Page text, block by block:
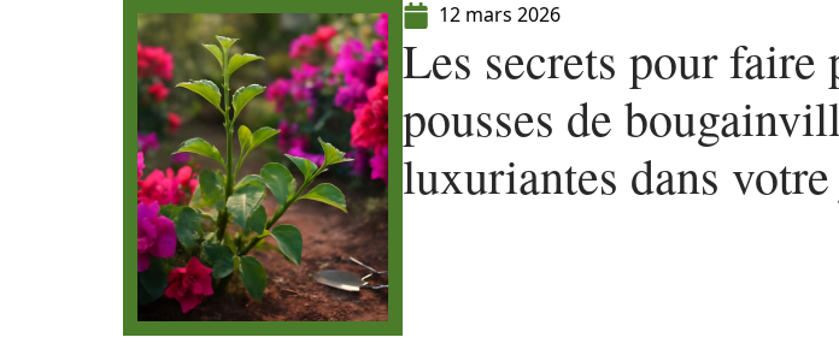
12 mars 2026
Les secrets pour faire
pousses de
luxuriantes dans